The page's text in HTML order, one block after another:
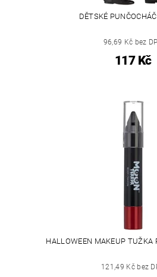
DĚTSKÉ
96,69 Kč bez
117 Kč
HALLOWEEN MAKEUP TUŽKA
121,49 Kč bez